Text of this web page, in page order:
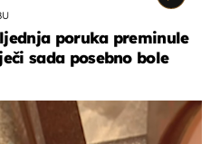
poruka preminule
sada posebno bole